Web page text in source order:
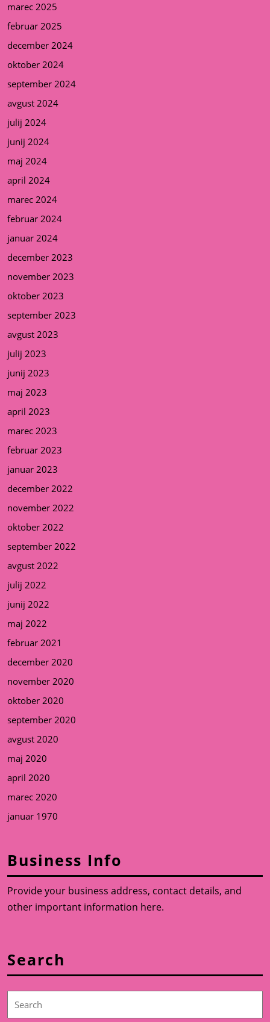
marec 2025
februar 2025
december 2024
oktober 2024
september 2024
avgust 2024
julij 2024
junij 2024
maj 2024
april 2024
marec 2024
februar 2024
januar 2024
december 2023
november 2023
oktober 2023
september 2023
avgust 2023
julij 2023
junij 2023
maj 2023
april 2023
marec 2023
februar 2023
januar 2023
december 2022
november 2022
oktober 2022
september 2022
avgust 2022
julij 2022
junij 2022
maj 2022
februar 2021
december 2020
november 2020
oktober 2020
september 2020
avgust 2020
maj 2020
april 2020
marec 2020
januar 1970
Business Info
Provide your business address, contact details, and
other important information here.
Search
Search
for: